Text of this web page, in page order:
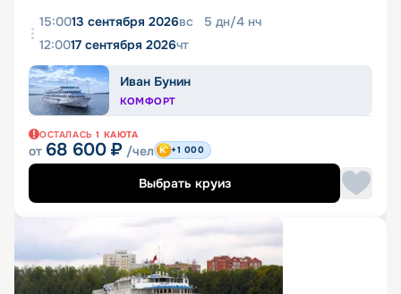
15:0013 сентября 2026вс 5 дн/4 нч
12:0017 сентября 2026чт
Иван Бунин
КОМФОРТ
ОСТАЛАСЬ 1 КАЮТА
от 68 600 ₽ /чел +1 000
Выбрать круиз